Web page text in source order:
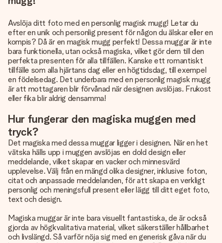
Avslöja ditt foto med en personlig magisk mugg! Letar du
efter en unik och personlig present för någon du älskar eller en
kompis? Då är en magisk mugg perfekt! Dessa muggar är inte
bara funktionella, utan också magiska, vilket gör dem till den
perfekta presenten för alla tillfällen. Kanske ett romantiskt
tillfälle som alla hjärtans dag eller en högtidsdag, till exempel
en födelsedag. Det underbara med en personlig magisk mugg
är att mottagaren blir förvånad när designen avslöjas. Frukost
eller fika blir aldrig densamma!
Hur fungerar den magiska muggen med
tryck?
Det magiska med dessa muggar ligger i designen. När en het
vätska hälls upp i muggen avslöjas en dold design eller
meddelande, vilket skapar en vacker och minnesvärd
upplevelse. Välj från en mängd olika designer, inklusive foton,
citat och anpassade meddelanden, för att skapa en verkligt
personlig och meningsfull present eller lägg till ditt eget foto,
text och design.
Magiska muggar är inte bara visuellt fantastiska, de är också
gjorda av högkvalitativa material, vilket säkerställer hållbarhet
och livslängd. Så varför nöja sig med en generisk gåva när du